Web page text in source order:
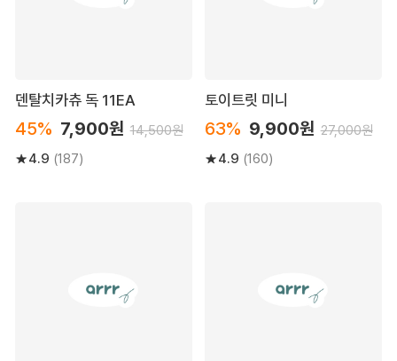
덴탈치카츄 독 11EA
45% 7,900원 14,500원
4.9 (187)
토이트릿 미니
63% 9,900원 27,000원
4.9 (160)